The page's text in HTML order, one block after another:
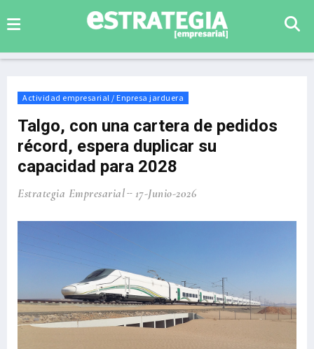
Actividad empresarial / Enpresa jarduera
Talgo, con una cartera de pedidos
récord, espera duplicar su
capacidad para 2028
Estrategia Empresarial 17-Junio-2026